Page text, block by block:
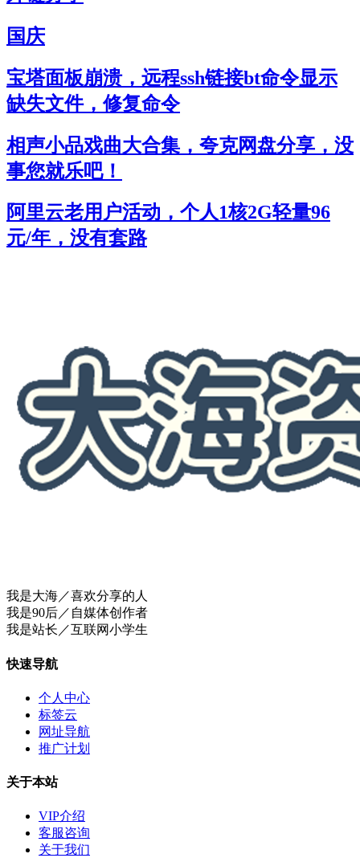
国庆
宝塔面板崩溃，远程ssh链接bt命令显示
缺失文件，修复命令
相声小品戏曲大合集，夸克网盘分享，没
事您就乐吧！
阿里云老用户活动，个人1核2G轻量96
元/年，没有套路
我是大海／喜欢分享的人
我是90后／自媒体创作者
我是站长／互联网小学生
快速导航
个人中心
标签云
网址导航
推广计划
关于本站
VIP介绍
客服咨询
关于我们